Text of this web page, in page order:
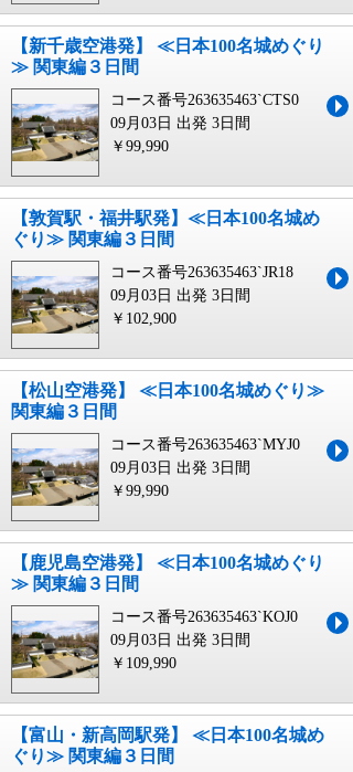
【新千歳空港発】 ≪日本100名城めぐり
≫ 関東編３日間
コース番号263635463`CTS0
09月03日 出発 3日間
￥99,990
【敦賀駅・福井駅発】≪日本100名城め
ぐり≫ 関東編３日間
コース番号263635463`JR18
09月03日 出発 3日間
￥102,900
【松山空港発】 ≪日本100名城めぐり≫
関東編３日間
コース番号263635463`MYJ0
09月03日 出発 3日間
￥99,990
【鹿児島空港発】 ≪日本100名城めぐり
≫ 関東編３日間
コース番号263635463`KOJ0
09月03日 出発 3日間
￥109,990
【富山・新高岡駅発】 ≪日本100名城め
ぐり≫ 関東編３日間